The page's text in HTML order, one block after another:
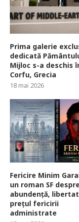
Prima galerie
dedicată
Mijloc s-a deschis
Corfu, Grecia
18 mai 2026
Fericire Minim
un roman SF despre
abundență,
prețul fericirii
administrate